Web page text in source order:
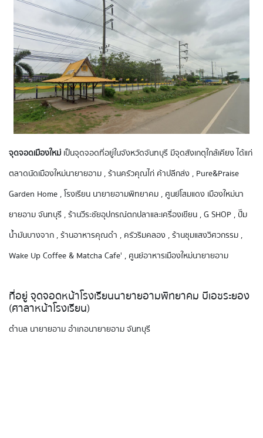
จุดจอดเมืองใหม่ เป็นจุดจอดที่อยู่ในจังหวัดจันทบุรี มีจุดสังเกตุใกล้เคียง ได้แก่
ตลาดนัดเมืองใหม่นายายอาม , ร้านครัวคุณ​ไก่ ค้าปลีกส่ง , Pure&Praise
Garden Home , โรงเรียน นายายอามพิทยาคม , ศูนย์โสมแดง เมืองใหม่นา
ยายอาม จันทบุรี , ร้านวีระชัยอุปกรณ์ตกปลาและเครื่องเขียน , G SHOP , ปั๊ม
น้ำมันบางจาก , ร้านอาหารคุณดำ , ครัวริมคลอง , ร้านชุมแสงวิศวกรรม ,
Wake Up Coffee & Matcha Cafe' , ศูนย์อาหารเมืองใหม่นายายอาม
ที่อยู่ จุดจอดหน้าโรงเรียนนายายอามพิทยาคม บีเอชระยอง
(ศาลาหน้าโรงเรียน)
ตำบล นายายอาม อำเภอนายายอาม จันทบุรี